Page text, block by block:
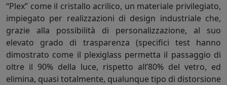
“Plex” come il cristallo acrilico, un materiale privilegiato,
impiegato per realizzazioni di design industriale che,
grazie alla possibilità di personalizzazione, al suo
elevato grado di trasparenza (specifici test hanno
dimostrato come il plexiglass permetta il passaggio di
oltre il 90% della luce, rispetto all’80% del vetro, ed
elimina, quasi totalmente, qualunque tipo di distorsione